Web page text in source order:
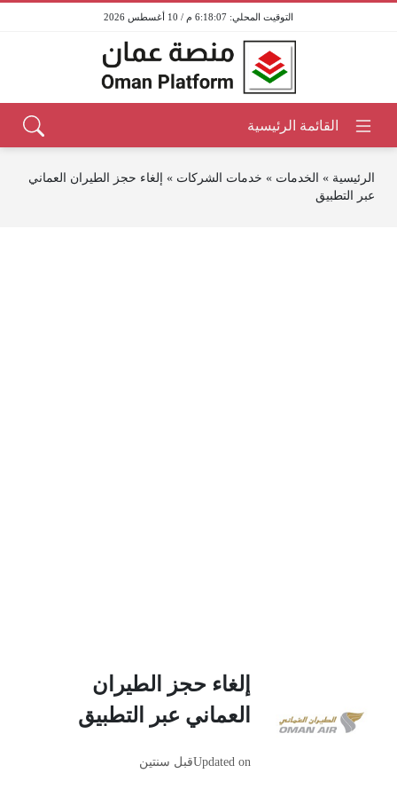
6:18:07 م / 10 أغسطس 2026
الرئيسية » الخدمات » خدمات الشركات » إلغاء حجز الطيران العماني
عبر التطبيق
إلغاء حجز الطيران
العماني عبر التطبيق
Updated onقبل سنتين